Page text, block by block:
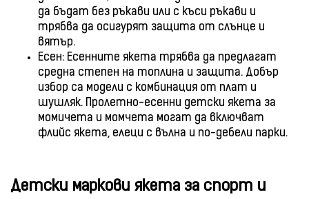
да бъдат без ръкави или с къси ръкави и
трябва да осигурят защита от слънце и
вятър.
Есен: Есенните якета трябва да предлагат
средна степен на топлина и защита. Добър
избор са модели с комбинация от плат и
шушляк. Пролетно-есенни детски якета за
момичета и момчета могат да включват
флийс якета, елеци с вълна и по-дебели парки.
Детски маркови якета за спорт и